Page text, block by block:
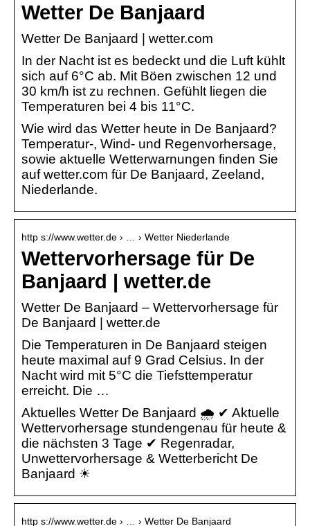
Wetter De Banjaard
Wetter De Banjaard | wetter.com
In der Nacht ist es bedeckt und die Luft kühlt
sich auf 6°C ab. Mit Böen zwischen 12 und
30 km/h ist zu rechnen. Gefühlt liegen die
Temperaturen bei 4 bis 11°C.
Wie wird das Wetter heute in De Banjaard?
Temperatur-, Wind- und Regenvorhersage,
sowie aktuelle Wetterwarnungen finden Sie
auf wetter.com für De Banjaard, Zeeland,
Niederlande.
http s://www.wetter.de › … › Wetter Niederlande
Wettervorhersage für De
Banjaard | wetter.de
Wetter De Banjaard – Wettervorhersage für
De Banjaard | wetter.de
Die Temperaturen in De Banjaard steigen
heute maximal auf 9 Grad Celsius. In der
Nacht wird mit 5°C die Tiefsttemperatur
erreicht. Die …
Aktuelles Wetter De Banjaard 🌧️ ✔ Aktuelle
Wettervorhersage stundengenau für heute &
die nächsten 3 Tage ✔ Regenradar,
Unwettervorhersage & Wetterbericht De
Banjaard ☀
http s://www.wetter.de › … › Wetter De Banjaard